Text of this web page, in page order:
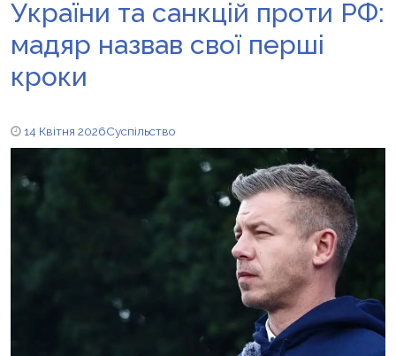
України та санкцій проти РФ:
мадяр назвав свої перші
кроки
14 Квітня 2026Суспільство